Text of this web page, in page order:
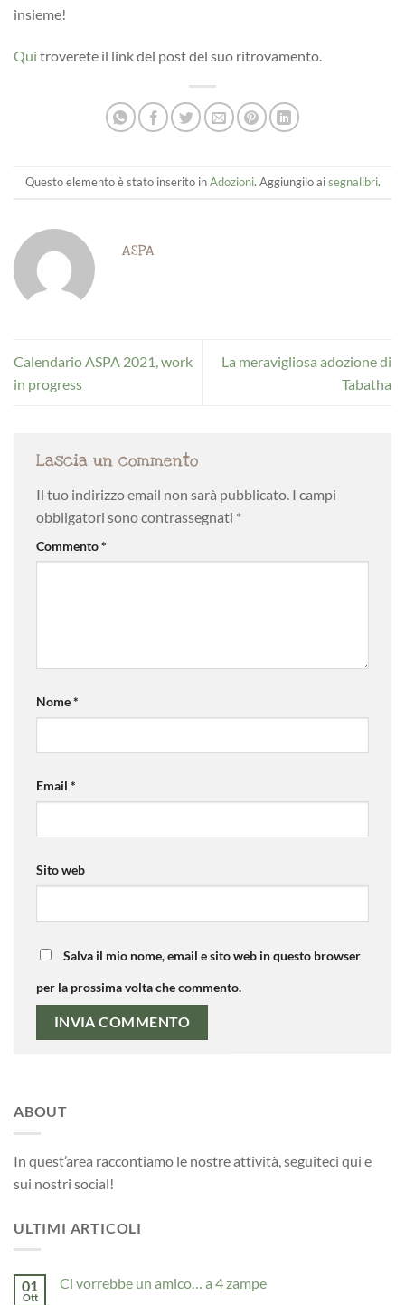
insieme!
Qui troverete il link del post del suo ritrovamento.
Questo elemento è stato inserito inAdozioni. Aggiungilo aisegnalibri.
ASPA
Calendario ASPA 2021, work
in progress
La meravigliosa adozione di
Tabatha
Lascia un commento
Il tuo indirizzo email non sarà pubblicato. I campi
obbligatori sono contrassegnati *
Commento*
Nome*
Email *
Sito web
Salva il mio nome, email e sito web in questo browser
per la prossima volta che commento.
ABOUT
In quest’area raccontiamo le nostre attività, seguiteci qui e
sui nostri social!
ULTIMI ARTICOLI
01
Ott
Ci vorrebbe un amico… a 4 zampe